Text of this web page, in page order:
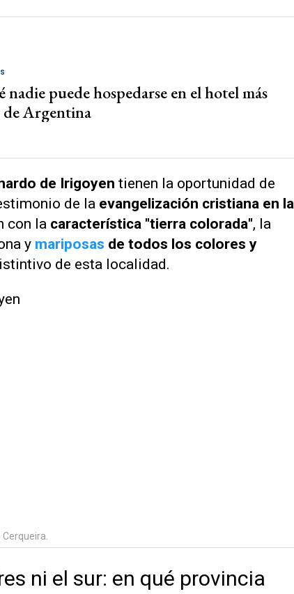
nadie puede hospedarse en el hotel más
de Argentina
de Irigoyen tienen la oportunidad de
de la evangelización cristiana en la
con la característica "tierra colorada", la
y mariposas de todos los colores y
de esta localidad.
ni el sur: en qué provincia